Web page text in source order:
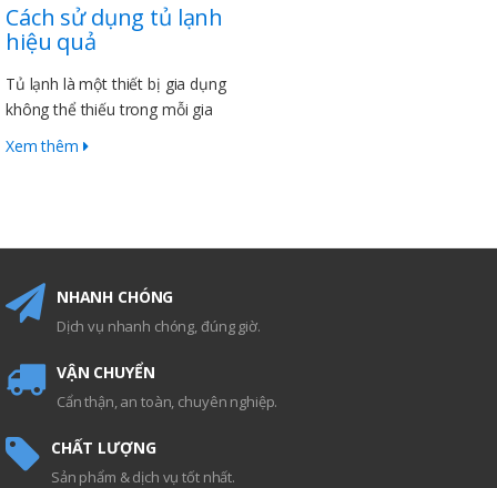
Cách sử dụng tủ lạnh
hiệu quả
Tủ lạnh là một thiết bị gia dụng
không thể thiếu trong mỗi gia
đình. Để tủ lạnh hoạt động hiệu
Xem thêm
NHANH CHÓNG
Dịch vụ nhanh chóng, đúng giờ.
VẬN CHUYỂN
Cẩn thận, an toàn, chuyên nghiệp.
CHẤT LƯỢNG
Sản phẩm & dịch vụ tốt nhất.